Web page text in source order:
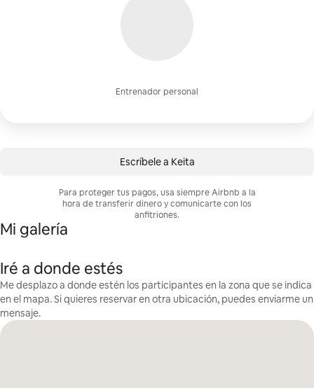
Entrenador personal
Escríbele a Keita
Para proteger tus pagos, usa siempre Airbnb a la
hora de transferir dinero y comunicarte con los
anfitriones.
Mi galería
Iré a donde estés
Me desplazo a donde estén los participantes en la zona que se indica
en el mapa. Si quieres reservar en otra ubicación, puedes enviarme un
mensaje.